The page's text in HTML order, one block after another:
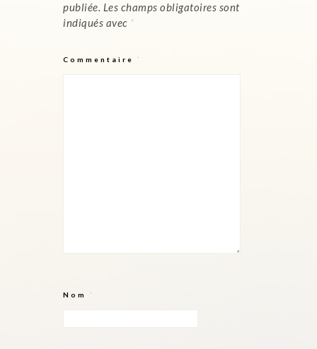
publiée. Les champs obligatoires sont
indiqués avec *
Commentaire *
Nom *